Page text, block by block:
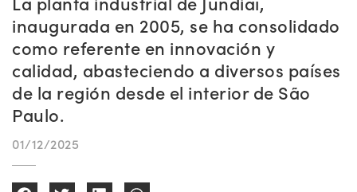
inaugurada en 2005, se ha consolidado
como referente en innovación y
calidad, abasteciendo a diversos países
de la región desde el interior de São
Paulo.
01/12/2025